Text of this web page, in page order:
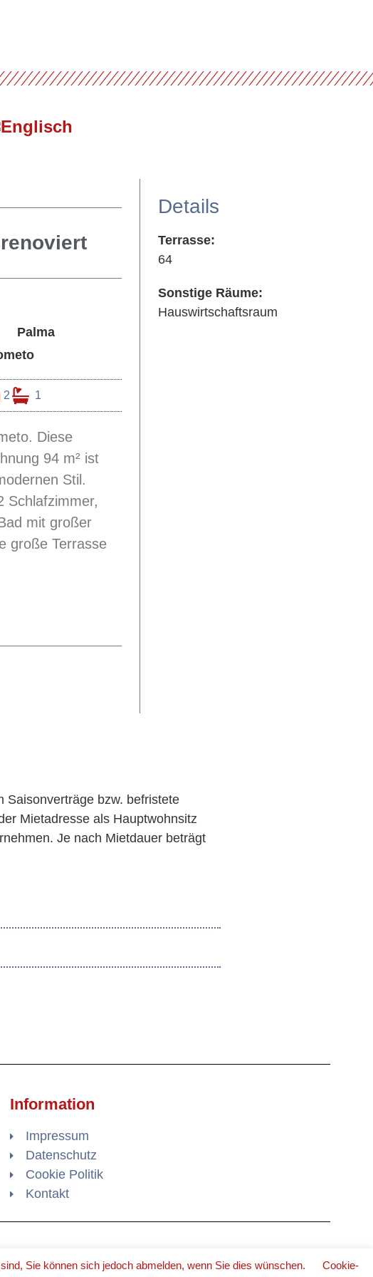
Palma
2 1
Diese
94 m² ist
Stil.
Schlafzimmer,
mit großer
große Terrasse
Details
Terrasse:
64
Sonstige Räume:
Hauswirtschaftsraum
Saisonverträge bzw. befristete
Mietadresse als Hauptwohnsitz
Je nach Mietdauer beträgt
Information
Impressum
Datenschutz
Cookie Politik
Kontakt
Sie können sich jedoch abmelden, wenn Sie dies wünschen. Cookie-